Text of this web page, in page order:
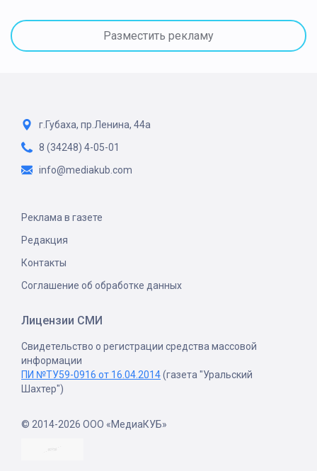
Разместить рекламу
г.Губаха, пр.Ленина, 44а
8 (34248) 4-05-01
info@mediakub.com
Реклама в газете
Редакция
Контакты
Соглашение об обработке данных
Лицензии СМИ
Свидетельство о регистрации средства массовой
информации
ПИ №ТУ59-0916 от 16.04.2014(газета "Уральский
Шахтер")
© 2014-2026 ООО «МедиаКУБ»